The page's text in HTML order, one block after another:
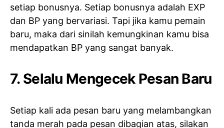
setiap bonusnya. Setiap bonusnya adalah EXP
dan BP yang bervariasi. Tapi jika kamu pemain
baru, maka dari sinilah kemungkinan kamu bisa
mendapatkan BP yang sangat banyak.
7. Selalu Mengecek Pesan Baru
Setiap kali ada pesan baru yang melambangkan
tanda merah pada pesan dibagian atas, silakan